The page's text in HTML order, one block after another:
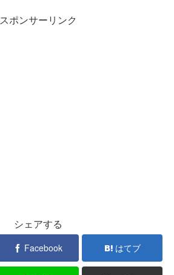
スポンサーリンク
シェアする
Facebook はてブ